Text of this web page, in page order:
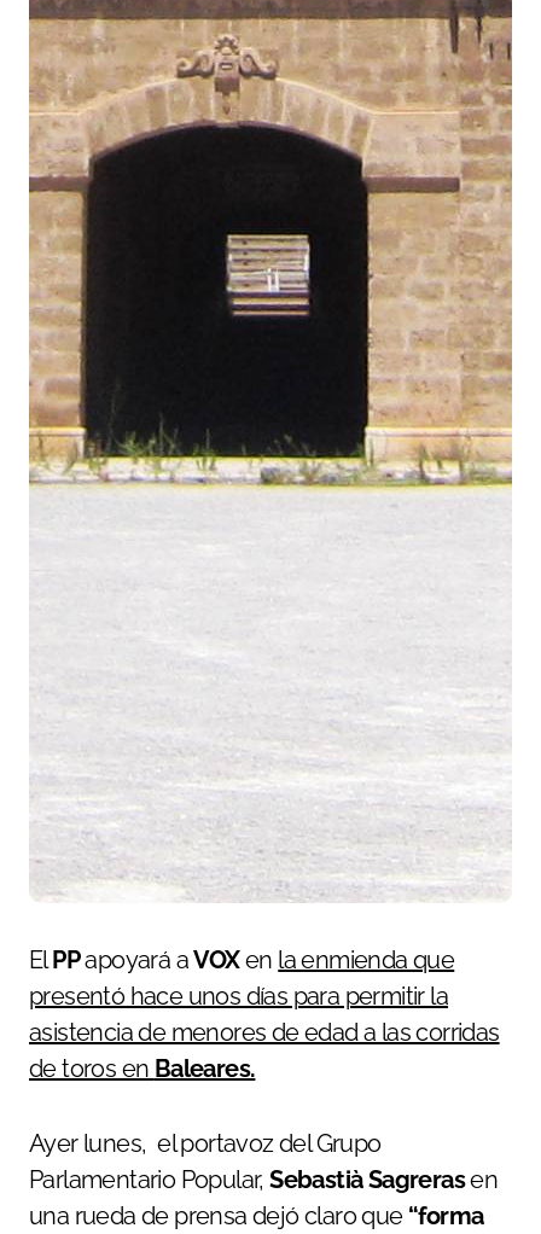
ElPPapoyará aVOXen la enmienda que
presentó hace unos días para permitir la
asistencia de menores de edad a las corridas
de toros en Baleares.
Ayer lunes, el portavoz del Grupo
Parlamentario Popular, Sebastià Sagrerasen
una rueda de prensa dejó claro que “forma